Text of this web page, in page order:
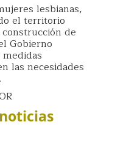
lesbianas,
el territorio
de
Gobierno
las necesidades